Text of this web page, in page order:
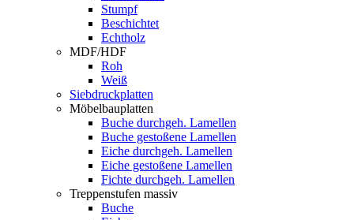
Stumpf
Beschichtet
Echtholz
MDF/HDF
Roh
Weiß
Siebdruckplatten
Möbelbauplatten
Buche durchgeh. Lamellen
Buche gestoßene Lamellen
Eiche durchgeh. Lamellen
Eiche gestoßene Lamellen
Fichte durchgeh. Lamellen
Treppenstufen massiv
Buche